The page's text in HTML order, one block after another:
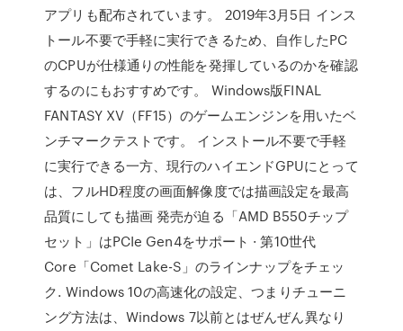
アプリも配布されています。 2019年3月5日 インス
トール不要で手軽に実行できるため、自作したPC
のCPUが仕様通りの性能を発揮しているのかを確認
するのにもおすすめです。 Windows版FINAL
FANTASY XV（FF15）のゲームエンジンを用いたベ
ンチマークテストです。 インストール不要で手軽
に実行できる一方、現行のハイエンドGPUにとって
は、フルHD程度の画面解像度では描画設定を最高
品質にしても描画 発売が迫る「AMD B550チップ
セット」はPCIe Gen4をサポート · 第10世代
Core「Comet Lake-S」のラインナップをチェッ
ク. Windows 10の高速化の設定、つまりチューニ
ング方法は、Windows 7以前とはぜんぜん異なり